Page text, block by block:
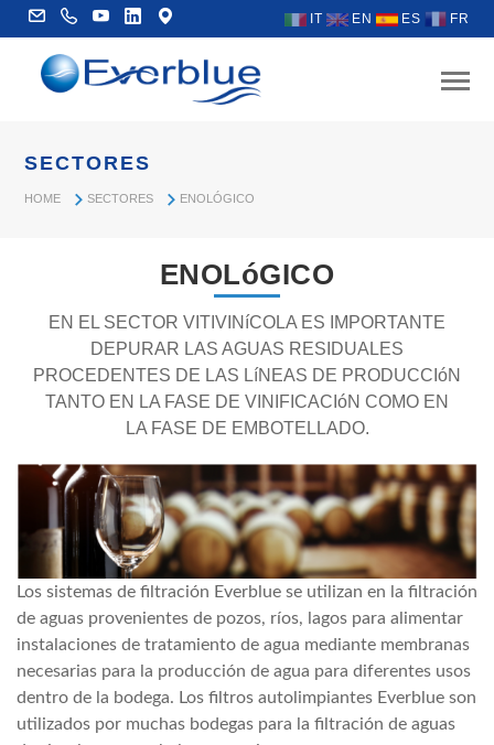
IT EN ES FR
SECTORES
HOME SECTORES ENOLÓGICO
ENOLóGICO
EN EL SECTOR VITIVINíCOLA ES IMPORTANTE
DEPURAR LAS AGUAS RESIDUALES
PROCEDENTES DE LAS LíNEAS DE PRODUCCIóN
TANTO EN LA FASE DE VINIFICACIóN COMO EN
LA FASE DE EMBOTELLADO.
Los sistemas de filtración Everblue se utilizan en la filtración
de aguas provenientes de pozos, ríos, lagos para alimentar
instalaciones de tratamiento de agua mediante membranas
necesarias para la producción de agua para diferentes usos
dentro de la bodega. Los filtros autolimpiantes Everblue son
utilizados por muchas bodegas para la filtración de aguas